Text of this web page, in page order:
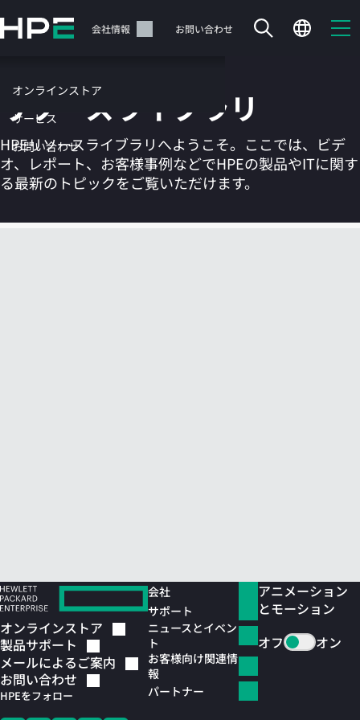
イ
テ
ツ
に
ス
ッ
サポート 会社情報 お問い合わせ
オンラインストア
サービス
お問い合わせ
カートは空です
リソースライブラリ
HPEリソースライブラリへようこそ。ここでは、ビデ
オ、レポート、お客様事例などでHPEの製品やITに関す
る最新のトピックをご覧いただけます。
オンラインストア
製品サポート
メールによるご案内
お問い合わせ
HPEをフォロー
会社
サポート
ニュースとイベン
ト
お客様向け関連情
報
パートナー
アニメーション
とモーション
オフ
オン